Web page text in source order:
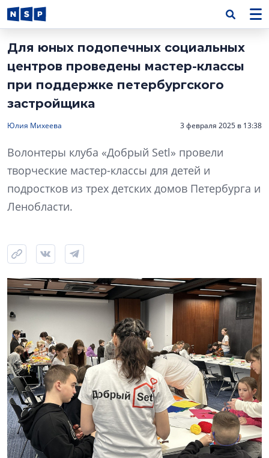
Для юных подопечных социальных
центров проведены мастер-классы
при поддержке петербургского
застройщика
Юлия Михеева 3 февраля 2025 в 13:38
Волонтеры клуба «Добрый Setl» провели
творческие мастер-классы для детей и
подростков из трех детских домов Петербурга и
Ленобласти.